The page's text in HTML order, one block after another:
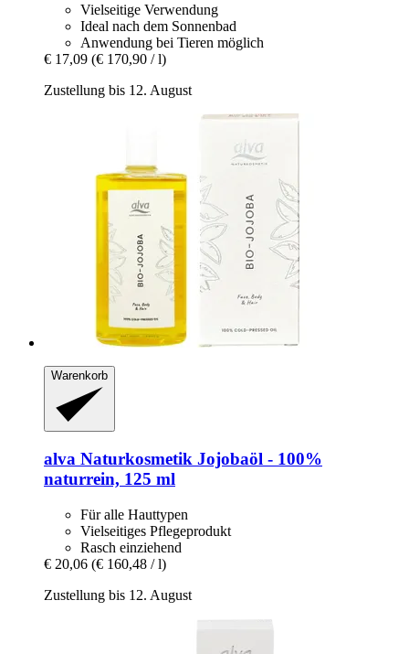
Vielseitige Verwendung
Ideal nach dem Sonnenbad
Anwendung bei Tieren möglich
€ 17,09 (€ 170,90 / l)
Zustellung bis 12. August
Warenkorb
alva Naturkosmetik Jojobaöl -​ 100%
naturrein, 125 ml
Für alle Hauttypen
Vielseitiges Pflegeprodukt
Rasch einziehend
€ 20,06 (€ 160,48 / l)
Zustellung bis 12. August